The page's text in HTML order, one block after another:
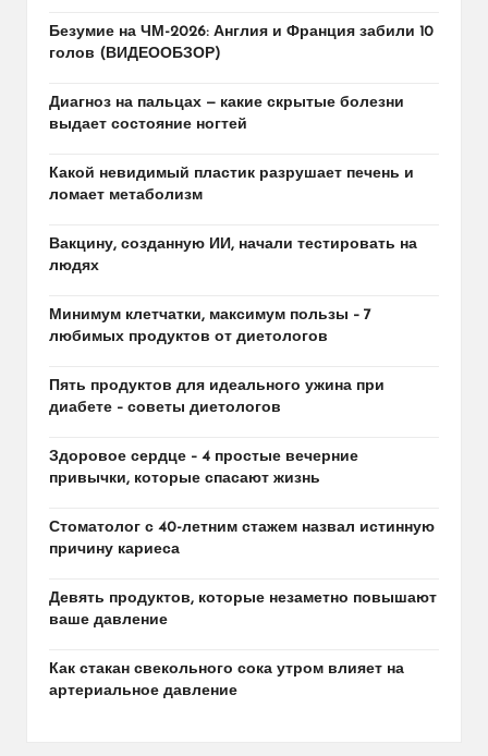
Безумие на ЧМ-2026: Англия и Франция забили 10
голов (ВИДЕООБЗОР)
Диагноз на пальцах — какие скрытые болезни
выдает состояние ногтей
Какой невидимый пластик разрушает печень и
ломает метаболизм
Вакцину, созданную ИИ, начали тестировать на
людях
Минимум клетчатки, максимум пользы – 7
любимых продуктов от диетологов
Пять продуктов для идеального ужина при
диабете – советы диетологов
Здоровое сердце – 4 простые вечерние
привычки, которые спасают жизнь
Стоматолог с 40-летним стажем назвал истинную
причину кариеса
Девять продуктов, которые незаметно повышают
ваше давление
Как стакан свекольного сока утром влияет на
артериальное давление